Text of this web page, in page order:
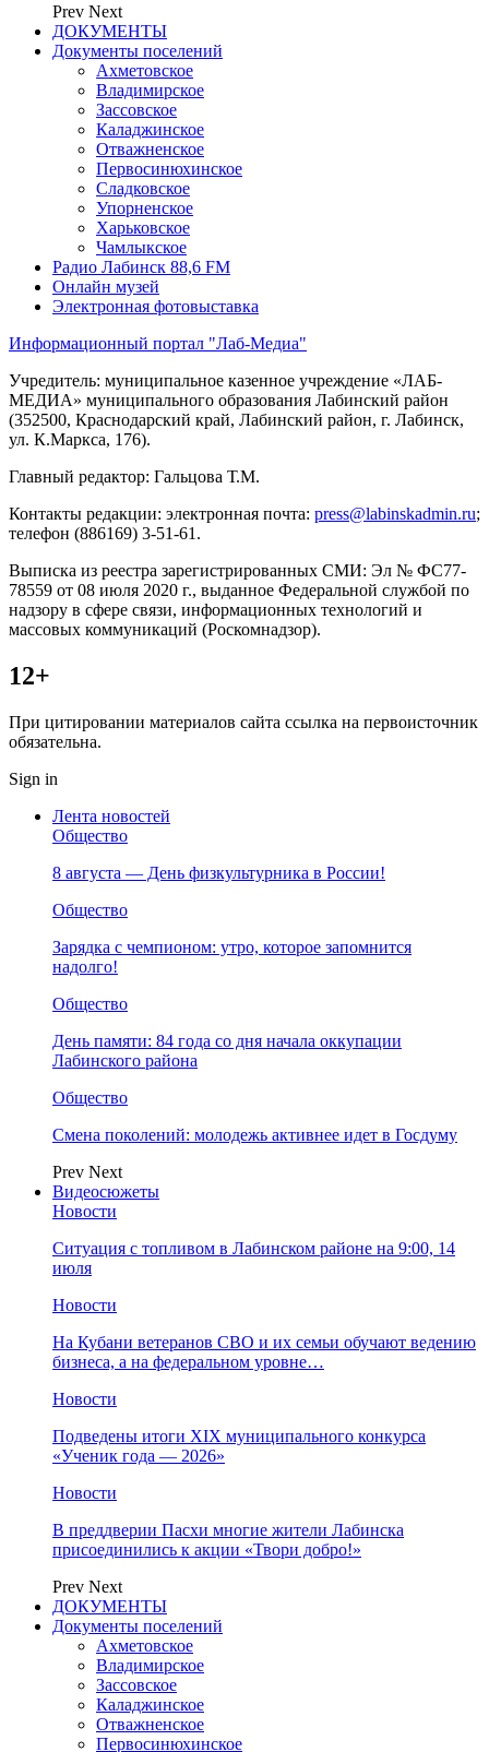
Prev Next
ДОКУМЕНТЫ
Документы поселений
Ахметовское
Владимирское
Зассовское
Каладжинское
Отважненское
Первосинюхинское
Сладковское
Упорненское
Харьковское
Чамлыкское
Радио Лабинск 88,6 FM
Онлайн музей
Электронная фотовыставка
Информационный портал "Лаб-Медиа"
Учредитель: муниципальное казенное учреждение «ЛАБ-
МЕДИА» муниципального образования Лабинский район
(352500, Краснодарский край, Лабинский район, г. Лабинск,
ул. К.Маркса, 176).
Главный редактор: Гальцова Т.М.
Контакты редакции: электронная почта: press@labinskadmin.ru;
телефон (886169) 3-51-61.
Выписка из реестра зарегистрированных СМИ: Эл № ФС77-
78559 от 08 июля 2020 г., выданное Федеральной службой по
надзору в сфере связи, информационных технологий и
массовых коммуникаций (Роскомнадзор).
12+
При цитировании материалов сайта ссылка на первоисточник
обязательна.
Sign in
Лента новостей
Общество
8 августа — День физкультурника в России!
Общество
Зарядка с чемпионом: утро, которое запомнится
надолго!
Общество
День памяти: 84 года со дня начала оккупации
Лабинского района
Общество
Смена поколений: молодежь активнее идет в Госдуму
Prev Next
Видеосюжеты
Новости
Ситуация с топливом в Лабинском районе на 9:00, 14
июля
Новости
На Кубани ветеранов СВО и их семьи обучают ведению
бизнеса, а на федеральном уровне…
Новости
Подведены итоги XIX муниципального конкурса
«Ученик года — 2026»
Новости
В преддверии Пасхи многие жители Лабинска
присоединились к акции «Твори добро!»
Prev Next
ДОКУМЕНТЫ
Документы поселений
Ахметовское
Владимирское
Зассовское
Каладжинское
Отважненское
Первосинюхинское